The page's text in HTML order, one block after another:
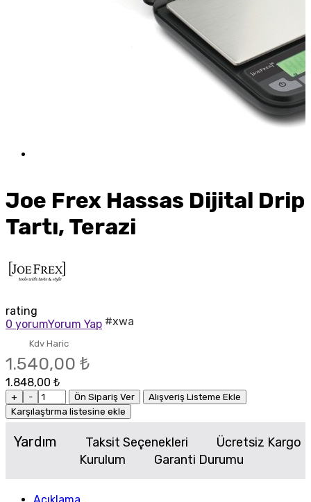
Joe Frex Hassas Dijital Drip
Tartı, Terazi
rating
0 yorumYorum Yap #xwa
Kdv Haric
1.540,00 ₺
1.848,00 ₺
+ - Ön Sipariş Ver
Alışveriş Listeme Ekle
Karşılaştırma listesine ekle
Yardım Taksit Seçenekleri
Ücretsiz Kargo
Kurulum
Garanti Durumu